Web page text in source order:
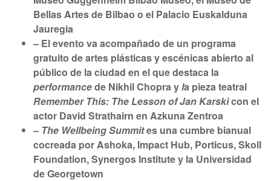
Bellas Artes de Bilbao o el Palacio Euskalduna
Jauregia
– El evento va acompañado de un programa
gratuito de artes plásticas y escénicas abierto al
público de la ciudad en el que destaca la
performancede Nikhil Chopra yla pieza teatral
Remember This: The Lesson of Jan Karskicon el
actor David Strathairn en Azkuna Zentroa
– The Wellbeing Summites una cumbre bianual
cocreada por Ashoka, Impact Hub, Porticus, Skoll
Foundation, Synergos Institute y la Universidad
de Georgetown